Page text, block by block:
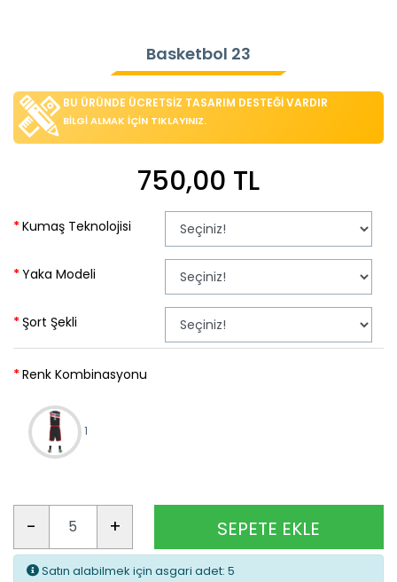
Basketbol 23
BU ÜRÜNDE ÜCRETSİZ TASARIM DESTEĞİ VARDIR
BİLGİ ALMAK İÇİN TIKLAYINIZ.
750,00 TL
Kumaş Teknolojisi
Yaka Modeli
Şort Şekli
Renk Kombinasyonu
1
- + SEPETE EKLE
Satın alabilmek için asgari adet: 5